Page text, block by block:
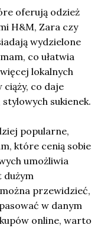
oferują odzież
H&M, Zara czy
wydzielone
co ułatwia
lokalnych
co daje
sukienek.
popularne,
które cenią sobie
umożliwia
dużym
przewidzieć,
w danym
online, warto